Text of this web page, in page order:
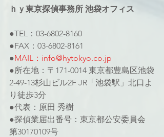
ｈｙ東京探偵事務所 池袋オフィス
●TEL：03-6802-8160
●FAX：03-6802-8161
●MAIL：info@hytokyo.co.jp
●所在地：〒171-0014 東京都豊島区池袋
2-49-13杉山ビル2F JR「池袋駅」北口よ
り徒歩3分
●代表：原田 秀樹
●探偵業届出番号：東京都公安委員会
第30170109号